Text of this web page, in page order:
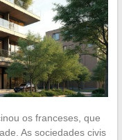
os franceses, que
As sociedades civis